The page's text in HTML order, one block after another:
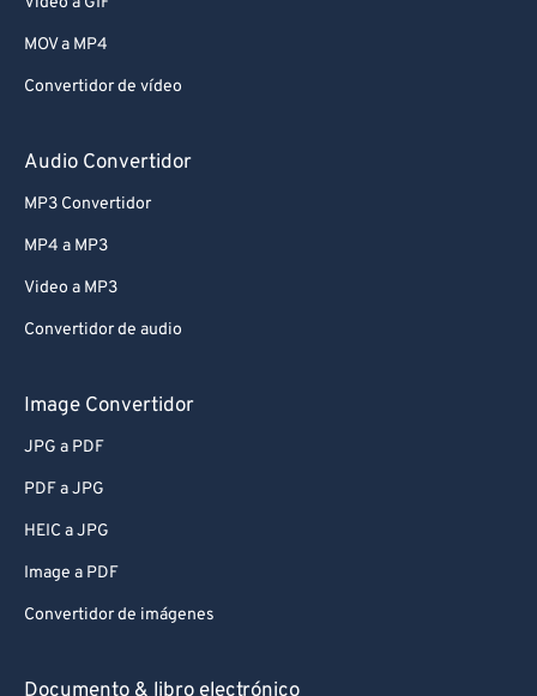
MOV a MP4
Convertidor de vídeo
Audio Convertidor
MP3 Convertidor
MP4 a MP3
Video a MP3
Convertidor de audio
Image Convertidor
JPG a PDF
PDF a JPG
HEIC a JPG
Image a PDF
Convertidor de imágenes